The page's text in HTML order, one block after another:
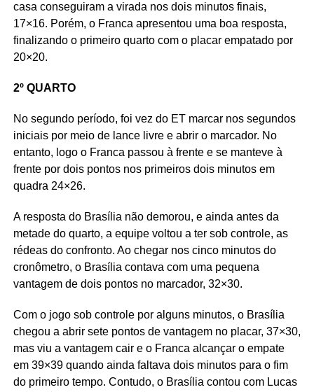
casa conseguiram a virada nos dois minutos finais,
17×16. Porém, o Franca apresentou uma boa resposta,
finalizando o primeiro quarto com o placar empatado por
20×20.
2º QUARTO
No segundo período, foi vez do ET marcar nos segundos
iniciais por meio de lance livre e abrir o marcador. No
entanto, logo o Franca passou à frente e se manteve à
frente por dois pontos nos primeiros dois minutos em
quadra 24×26.
A resposta do Brasília não demorou, e ainda antes da
metade do quarto, a equipe voltou a ter sob controle, as
rédeas do confronto. Ao chegar nos cinco minutos do
cronômetro, o Brasília contava com uma pequena
vantagem de dois pontos no marcador, 32×30.
Com o jogo sob controle por alguns minutos, o Brasília
chegou a abrir sete pontos de vantagem no placar, 37×30,
mas viu a vantagem cair e o Franca alcançar o empate
em 39×39 quando ainda faltava dois minutos para o fim
do primeiro tempo. Contudo, o Brasília contou com Lucas